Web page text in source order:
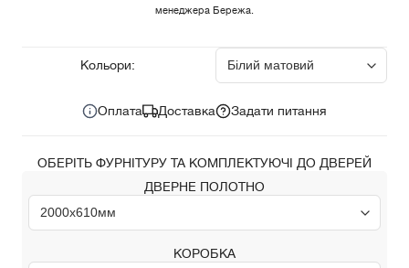
менеджера Бережа.
Кольори:
Оплата Доставка Задати питання
ОБЕРІТЬ ФУРНІТУРУ ТА КОМПЛЕКТУЮЧІ ДО ДВЕРЕЙ
ДВЕРНЕ ПОЛОТНО
КОРОБКА